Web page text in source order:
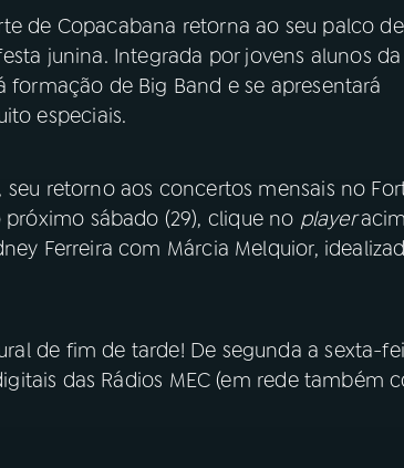
de Copacabana retorna ao seu palco
junina. Integrada por jovens alunos
de Big Band e se apresentará
especiais.
seu retorno aos concertos mensais no
sábado (29), clique no player
Ferreira com Márcia Melquior,
de fim de tarde! De segunda a sexta-
das Rádios MEC (em rede também